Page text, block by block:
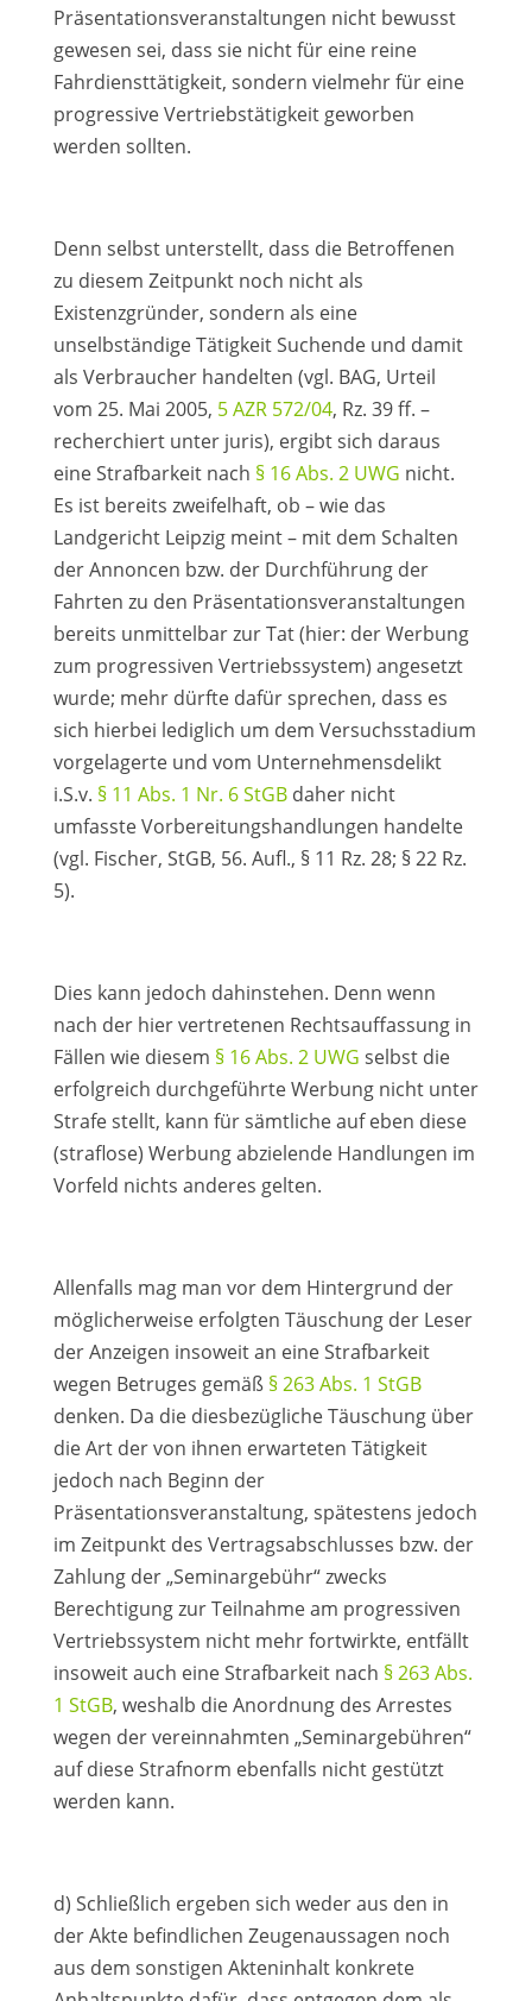
Präsentationsveranstaltungen nicht bewusst
gewesen sei, dass sie nicht für eine reine
Fahrdiensttätigkeit, sondern vielmehr für eine
progressive Vertriebstätigkeit geworben
werden sollten.
Denn selbst unterstellt, dass die Betroffenen
zu diesem Zeitpunkt noch nicht als
Existenzgründer, sondern als eine
unselbständige Tätigkeit Suchende und damit
als Verbraucher handelten (vgl. BAG, Urteil
vom 25. Mai 2005, 5 AZR 572/04, Rz. 39 ff. –
recherchiert unter juris), ergibt sich daraus
eine Strafbarkeit nach § 16 Abs. 2 UWG nicht.
Es ist bereits zweifelhaft, ob – wie das
Landgericht Leipzig meint – mit dem Schalten
der Annoncen bzw. der Durchführung der
Fahrten zu den Präsentationsveranstaltungen
bereits unmittelbar zur Tat (hier: der Werbung
zum progressiven Vertriebssystem) angesetzt
wurde; mehr dürfte dafür sprechen, dass es
sich hierbei lediglich um dem Versuchsstadium
vorgelagerte und vom Unternehmensdelikt
i.S.v. § 11 Abs. 1 Nr. 6 StGBdaher nicht
umfasste Vorbereitungshandlungen handelte
(vgl. Fischer, StGB, 56. Aufl., § 11 Rz. 28; § 22 Rz.
5).
Dies kann jedoch dahinstehen. Denn wenn
nach der hier vertretenen Rechtsauffassung in
Fällen wie diesem § 16 Abs. 2 UWG selbst die
erfolgreich durchgeführte Werbung nicht unter
Strafe stellt, kann für sämtliche auf eben diese
(straflose) Werbung abzielende Handlungen im
Vorfeld nichts anderes gelten.
Allenfalls mag man vor dem Hintergrund der
möglicherweise erfolgten Täuschung der Leser
der Anzeigen insoweit an eine Strafbarkeit
wegen Betruges gemäß § 263 Abs. 1 StGB
denken. Da die diesbezügliche Täuschung über
die Art der von ihnen erwarteten Tätigkeit
jedoch nach Beginn der
Präsentationsveranstaltung, spätestens jedoch
im Zeitpunkt des Vertragsabschlusses bzw. der
Zahlung der „Seminargebühr“ zwecks
Berechtigung zur Teilnahme am progressiven
Vertriebssystem nicht mehr fortwirkte, entfällt
insoweit auch eine Strafbarkeit nach § 263 Abs.
1 StGB, weshalb die Anordnung des Arrestes
wegen der vereinnahmten „Seminargebühren“
auf diese Strafnorm ebenfalls nicht gestützt
werden kann.
d) Schließlich ergeben sich weder aus den in
der Akte befindlichen Zeugenaussagen noch
aus dem sonstigen Akteninhalt konkrete